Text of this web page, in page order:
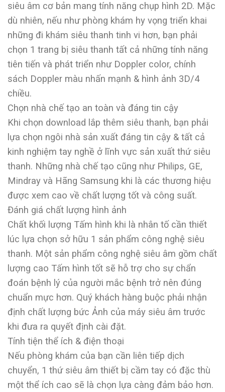
siêu âm cơ bản mang tính năng chụp hình 2D. Mặc
dù nhiên, nếu như phòng khám hy vọng triển khai
những đi khám siêu thanh tinh vi hơn, bạn phải
chọn 1 trang bị siêu thanh tất cả những tính năng
tiên tiến và phát triển như Doppler color, chính
sách Doppler màu nhấn mạnh & hình ảnh 3D/4
chiều.
Chọn nhà chế tạo an toàn và đáng tin cậy
Khi chọn download lắp thêm siêu thanh, bạn phải
lựa chọn ngôi nhà sản xuất đáng tin cậy & tất cả
kinh nghiệm tay nghề ở lĩnh vực sản xuất thứ siêu
thanh. Những nhà chế tạo cũng như Philips, GE,
Mindray và Hãng Samsung khi là các thương hiệu
được xem cao về chất lượng tốt và công suất.
Đánh giá chất lượng hình ảnh
Chất khối lượng Tấm hình khi là nhân tố cần thiết
lúc lựa chọn sở hữu 1 sản phẩm công nghệ siêu
thanh. Một sản phẩm công nghệ siêu âm gồm chất
lượng cao Tấm hình tốt sẽ hỗ trợ cho sự chẩn
đoán bệnh lý của người mắc bệnh trở nên đúng
chuẩn mực hơn. Quý khách hàng buộc phải nhận
định chất lượng bức Ảnh của máy siêu âm trước
khi đưa ra quyết định cài đặt.
Tính tiện thể ích & điện thoại
Nếu phòng khám của bạn cần liên tiếp dịch
chuyển, 1 thứ siêu âm thiết bị cầm tay có đặc thù
một thể ích cao sẽ là chọn lựa càng đảm bảo hơn.